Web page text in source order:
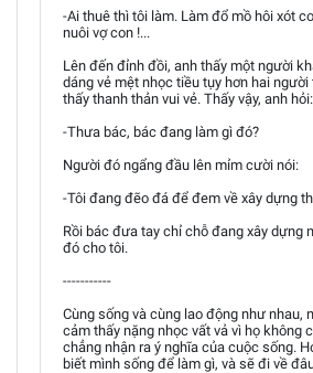
-Ai thuê thì tôi làm. Làm đổ mồ hôi xót
nuôi vợ con !...
Lên đến đỉnh đồi, anh thấy một người
dáng vẻ mệt nhọc tiều tụy hơn hai
thấy thanh thản vui vẻ. Thấy vậy, anh hỏi:
-Thưa bác, bác đang làm gì đó?
Người đó ngẩng đầu lên mỉm cười nói:
-Tôi đang đẽo đá để đem về xây dựng
Rồi bác đưa tay chỉ chỗ đang xây dựng
đó cho tôi.
-----------
Cùng sống và cùng lao động như nhau,
cảm thấy nặng nhọc vất vả vì họ không
chẳng nhận ra ý nghĩa của cuộc sống.
biết mình sống để làm gì, và sẽ đi về